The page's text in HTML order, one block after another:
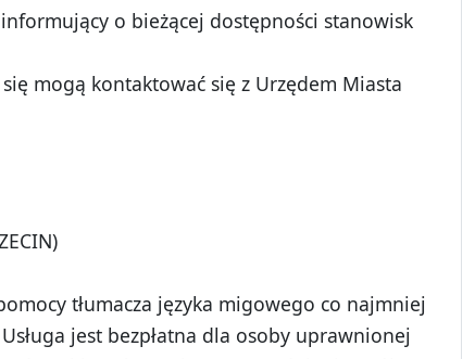
o bieżącej dostępności stanowisk
mogą kontaktować się z Urzędem Miasta
tłumacza języka migowego co najmniej
jest bezpłatna dla osoby uprawnionej